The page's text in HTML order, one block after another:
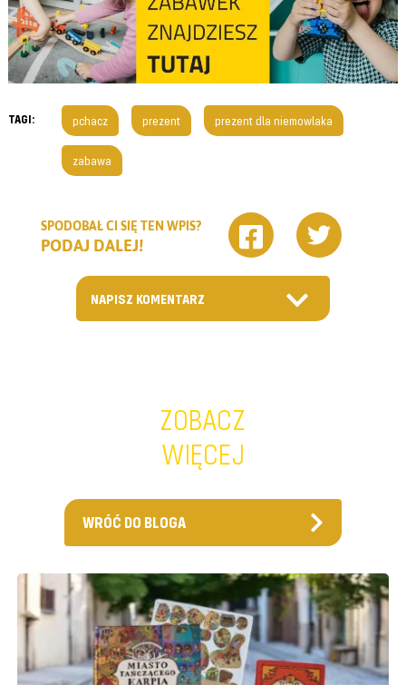
TAGI: pchacz prezent prezent dla niemowlaka
zabawa
SPODOBAŁ CI SIĘ TEN WPIS?
PODAJ DALEJ!
NAPISZ KOMENTARZ
ZOBACZ
WIĘCEJ
WRÓĆ DO BLOGA